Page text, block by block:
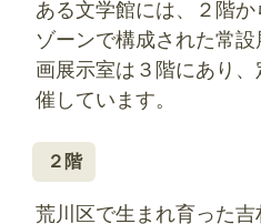
ある文学館には、２階
ゾーンで構成された常
画展示室は３階にあり
催しています。
２階
荒川区で生まれ育った